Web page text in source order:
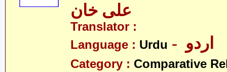
علی خان
Translator :
Language : Urdu
Category : Comparative